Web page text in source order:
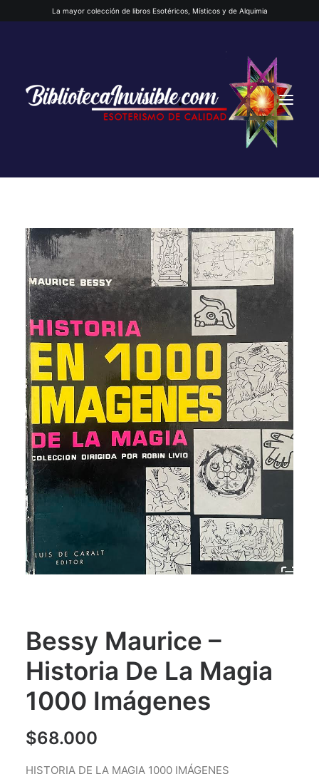
La mayor colección de libros Esotéricos, Místicos y de Alquimia
INICIO
QUIENES SOMOS
CATEGORÍAS
AUTORES DESTACADOS
GLOSARIO
CONTACTO
LOGIN / REGISTER
CART
Bessy Maurice –
Historia De La Magia
1000 Imágenes
$68.000
HISTORIA DE LA MAGIA 1000 IMÁGENES